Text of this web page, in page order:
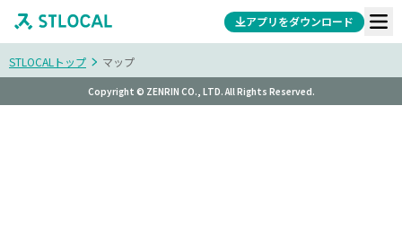
アプリをダウンロード
STLOCALトップ マップ
Copyright © ZENRIN CO., LTD. All Rights Reserved.